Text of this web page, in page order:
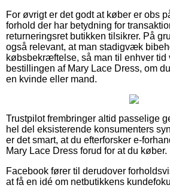
For øvrigt er det godt at køber er obs
forhold der har betydning for
returneringsret butikken tilsikrer. På
også relevant, at man stadigvæk
købsbekræftelse, så man til enhver tid
bestillingen af Mary Lace Dress, om
en kvinde eller mand.
Trustpilot frembringer altid passelige
hel del eksisterende konsumenters
er det smart, at du efterforsker e-
Mary Lace Dress forud for at du køber.
Facebook fører til derudover
at få en idé om netbutikkens